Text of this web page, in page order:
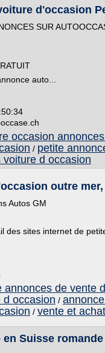
d'occasion
SUR
auto...
occasion
/ petite
d occasion
outre
Autos GM
des sites internet de
annonces de vente
d occasion /
/ vente et
Suisse